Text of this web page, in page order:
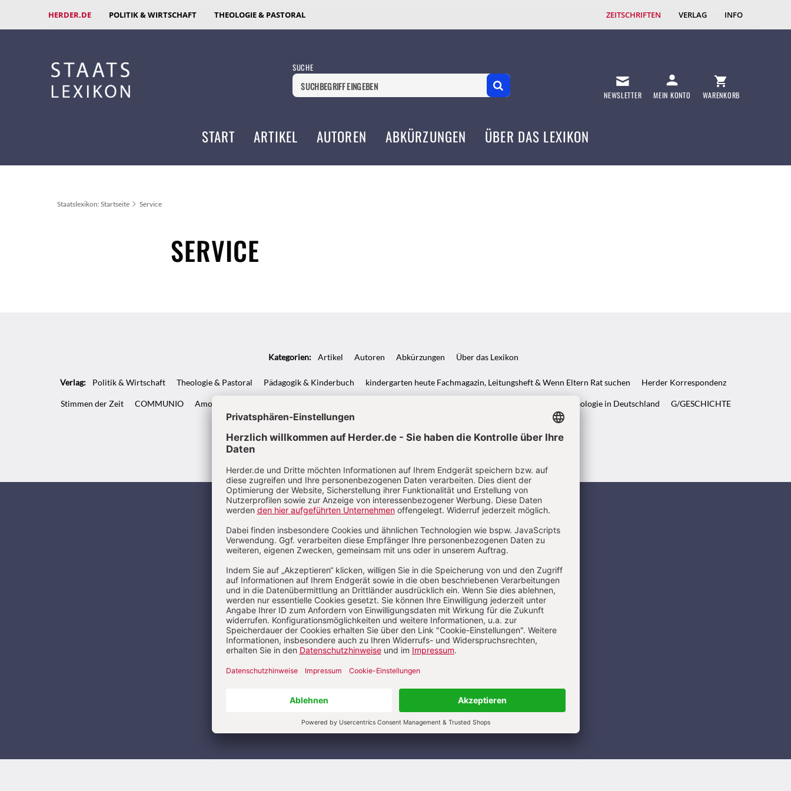
HERDER.DE POLITIK & WIRTSCHAFT THEOLOGIE & PASTORAL ZEITSCHRIFTEN VERLAG INFO
SUCHE
NEWSLETTER MEIN KONTO WARENKORB
START ARTIKEL AUTOREN ABKÜRZUNGEN ÜBER DAS LEXIKON
Staatslexikon: Startseite Service
SERVICE
Kategorien: Artikel Autoren Abkürzungen Über das Lexikon
Verlag: Politik & Wirtschaft Theologie & Pastoral Pädagogik & Kinderbuch kindergarten heute Fachmagazin, Leitungsheft & Wenn Eltern Rat suchen Herder Korrespondenz
Stimmen der Zeit COMMUNIO Amosinternational ANTIKE WELT & Archäologie in Deutschland G/GESCHICHTE
Neues von HERDER
meiner Kontaktdaten zum Zweck des E-Mail-Marketings durch den Verlag Herder ein. Den
Newsletter oder die E-Mail-Werbung kann ich jederzeit abbestellen.
Ich bin einverstanden, dass mein personenbezogenes Nutzungsverhalten in Newsletter und E-
Mail-Werbung erfasst und ausgewertet wird, um die Inhalte besser auf meine Interessen
auszurichten. Über einen Link in Newsletter oder E-Mail kann ich diese Funktion jederzeit
ausschalten.
Weiterführende Informationen finden Sie in unserenDatenschutzhinweisen
E-MAIL
JETZT ANMELDEN